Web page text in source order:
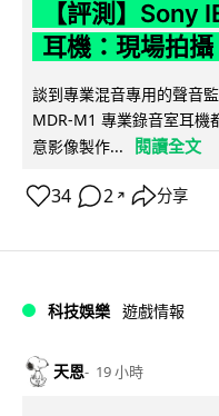
【評測】Sony
耳機：現場拍
談到專業混音專用的聲音
MDR-M1 專業錄音室耳機
意影像製作...
閱讀全文
34 2 ↗ 分享
科技娛樂 遊戲情報
天恩 19 小時